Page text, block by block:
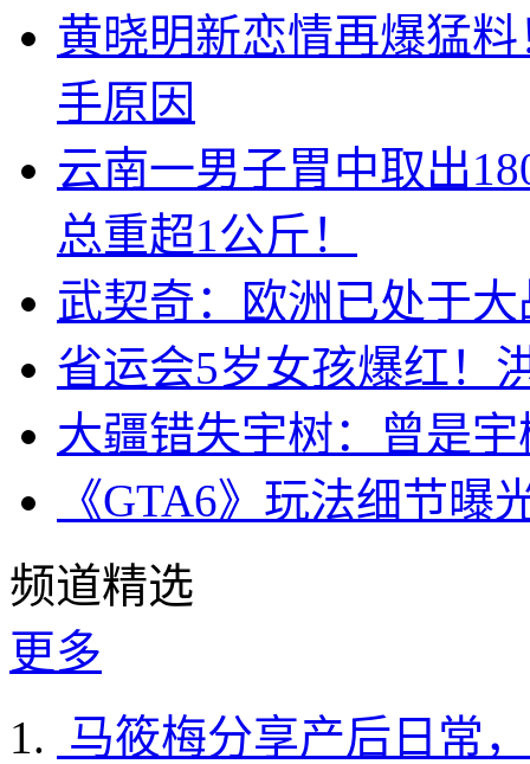
黄晓明新恋情再爆猛
手原因
云南一男子胃中取出
总重超1公斤！
武契奇：欧洲已处于
省运会5岁女孩爆红！
大疆错失宇树：曾是
《GTA6》玩法细节
频道精选
更多
马筱梅分享产后日常